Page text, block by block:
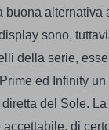
alternativa
sono,
della serie,
ed Infinity
del Sole.
di